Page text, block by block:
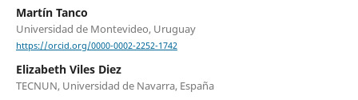
Martín Tanco
Universidad de Montevideo, Uruguay
https://orcid.org/0000-0002-2252-1742
Elizabeth Viles Diez
TECNUN, Universidad de Navarra, España